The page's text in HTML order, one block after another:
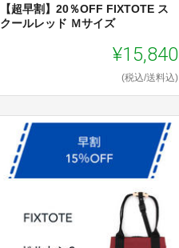
【超早割】20％OFF FIXTOTE ス
クールレッド Ｍサイズ
¥15,840
(税込/送料込)